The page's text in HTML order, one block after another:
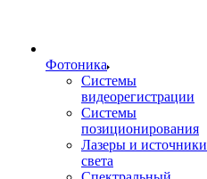
Фотоника
Cистемы
видеорегистрации
Системы
позиционирования
Лазеры и источники
света